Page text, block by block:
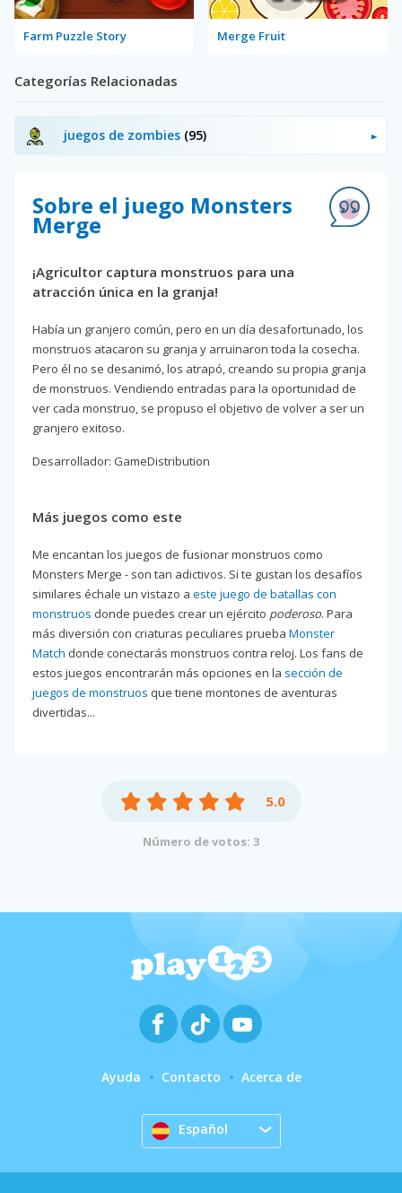
Farm Puzzle Story Merge Fruit
Categorías Relacionadas
juegos de zombies (95)
Sobre el juego Monsters
Merge
¡Agricultor captura monstruos para una
atracción única en la granja!
Había un granjero común, pero en un día desafortunado, los
monstruos atacaron su granja y arruinaron toda la cosecha.
Pero él no se desanimó, los atrapó, creando su propia granja
de monstruos. Vendiendo entradas para la oportunidad de
ver cada monstruo, se propuso el objetivo de volver a ser un
granjero exitoso.
Desarrollador: GameDistribution
Más juegos como este
Me encantan los juegos de fusionar monstruos como
Monsters Merge - son tan adictivos. Si te gustan los desafíos
similares échale un vistazo a este juego de batallas con
monstruos donde puedes crear un ejército poderoso. Para
más diversión con criaturas peculiares prueba Monster
Match donde conectarás monstruos contra reloj. Los fans de
estos juegos encontrarán más opciones en la sección de
juegos de monstruos que tiene montones de aventuras
divertidas...
5.0
Número de votos: 3
Ayuda Contacto Acerca de
Español